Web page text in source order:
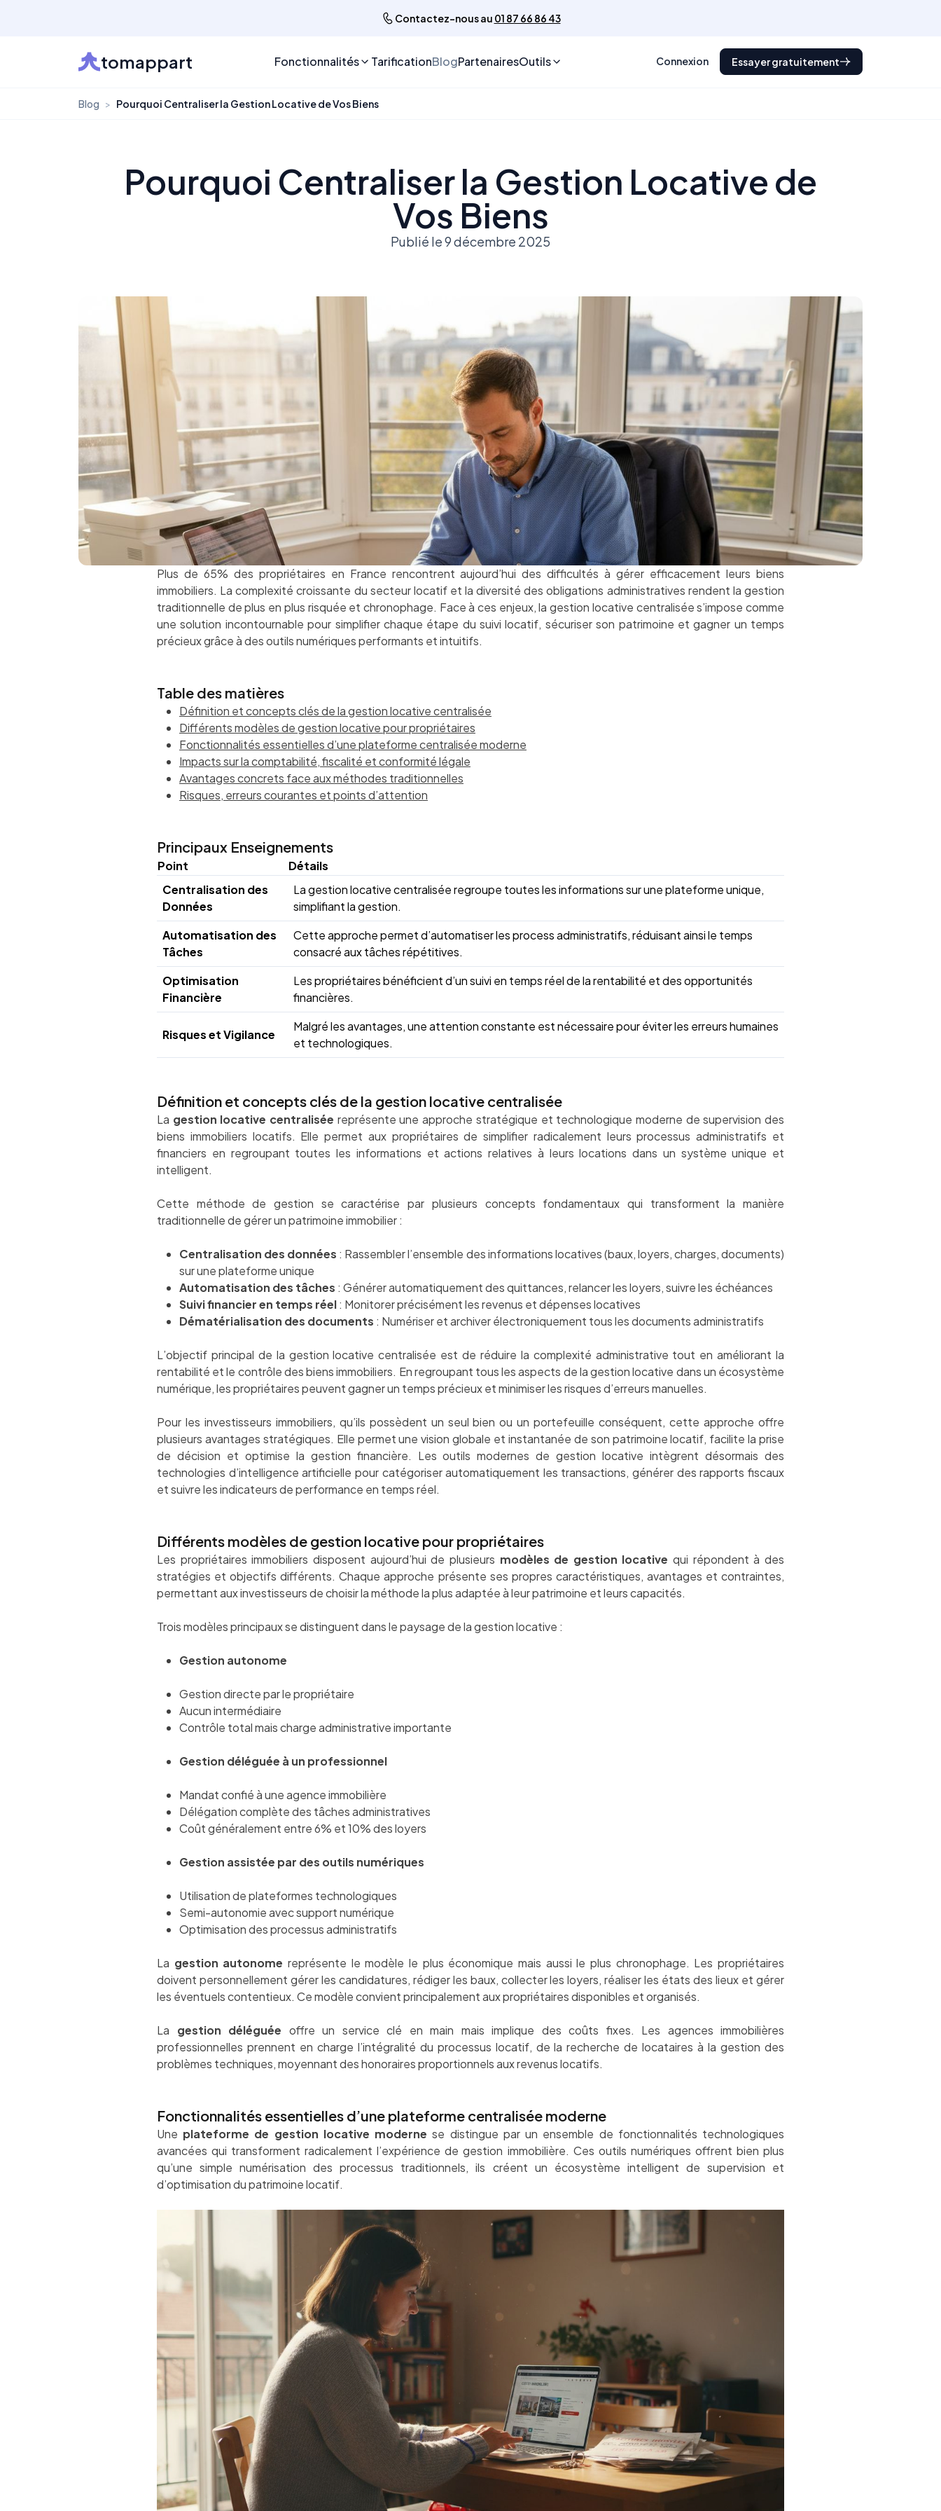
Contactez-nous au 01 87 66 86 43
tomappart Fonctionnalités TarificationBlogPartenairesOutils Connexion Essayer gratuitement
Blog > Pourquoi Centraliser la Gestion Locative de Vos Biens
Pourquoi Centraliser la Gestion Locative de
Vos Biens
Publié le 9 décembre 2025
Plus de 65% des propriétaires en France rencontrent aujourd’hui des difficultés à gérer efficacement leurs biens
immobiliers. La complexité croissante du secteur locatif et la diversité des obligations administratives rendent la gestion
traditionnelle de plus en plus risquée et chronophage. Face à ces enjeux, la gestion locative centralisée s’impose comme
une solution incontournable pour simplifier chaque étape du suivi locatif, sécuriser son patrimoine et gagner un temps
précieux grâce à des outils numériques performants et intuitifs.
Table des matières
Définition et concepts clés de la gestion locative centralisée
Différents modèles de gestion locative pour propriétaires
Fonctionnalités essentielles d’une plateforme centralisée moderne
Impacts sur la comptabilité, fiscalité et conformité légale
Avantages concrets face aux méthodes traditionnelles
Risques, erreurs courantes et points d’attention
Principaux Enseignements
Point
Détails
Centralisation des
Données
La gestion locative centralisée regroupe toutes les informations sur une plateforme unique,
simplifiant la gestion.
Automatisation des
Tâches
Cette approche permet d’automatiser les process administratifs, réduisant ainsi le temps
consacré aux tâches répétitives.
Optimisation
Financière
Les propriétaires bénéficient d’un suivi en temps réel de la rentabilité et des opportunités
financières.
Risques et Vigilance
Malgré les avantages, une attention constante est nécessaire pour éviter les erreurs humaines
et technologiques.
Définition et concepts clés de la gestion locative centralisée
La gestion locative centralisée représente une approche stratégique et technologique moderne de supervision des
biens immobiliers locatifs. Elle permet aux propriétaires de simplifier radicalement leurs processus administratifs et
financiers en regroupant toutes les informations et actions relatives à leurs locations dans un système unique et
intelligent.
Cette méthode de gestion se caractérise par plusieurs concepts fondamentaux qui transforment la manière
traditionnelle de gérer un patrimoine immobilier :
Centralisation des données : Rassembler l’ensemble des informations locatives (baux, loyers, charges, documents)
sur une plateforme unique
Automatisation des tâches : Générer automatiquement des quittances, relancer les loyers, suivre les échéances
Suivi financier en temps réel: Monitorer précisément les revenus et dépenses locatives
Dématérialisation des documents : Numériser et archiver électroniquement tous les documents administratifs
L’objectif principal de la gestion locative centralisée est de réduire la complexité administrative tout en améliorant la
rentabilité et le contrôle des biens immobiliers. En regroupant tous les aspects de la gestion locative dans un écosystème
numérique, les propriétaires peuvent gagner un temps précieux et minimiser les risques d’erreurs manuelles.
Pour les investisseurs immobiliers, qu’ils possèdent un seul bien ou un portefeuille conséquent, cette approche offre
plusieurs avantages stratégiques. Elle permet une vision globale et instantanée de son patrimoine locatif, facilite la prise
de décision et optimise la gestion financière. Les outils modernes de gestion locative intègrent désormais des
technologies d’intelligence artificielle pour catégoriser automatiquement les transactions, générer des rapports fiscaux
et suivre les indicateurs de performance en temps réel.
Différents modèles de gestion locative pour propriétaires
Les propriétaires immobiliers disposent aujourd’hui de plusieurs modèles de gestion locative qui répondent à des
stratégies et objectifs différents. Chaque approche présente ses propres caractéristiques, avantages et contraintes,
permettant aux investisseurs de choisir la méthode la plus adaptée à leur patrimoine et leurs capacités.
Trois modèles principaux se distinguent dans le paysage de la gestion locative :
Gestion autonome
Gestion directe par le propriétaire
Aucun intermédiaire
Contrôle total mais charge administrative importante
Gestion déléguée à un professionnel
Mandat confié à une agence immobilière
Délégation complète des tâches administratives
Coût généralement entre 6% et 10% des loyers
Gestion assistée par des outils numériques
Utilisation de plateformes technologiques
Semi-autonomie avec support numérique
Optimisation des processus administratifs
La gestion autonome représente le modèle le plus économique mais aussi le plus chronophage. Les propriétaires
doivent personnellement gérer les candidatures, rédiger les baux, collecter les loyers, réaliser les états des lieux et gérer
les éventuels contentieux. Ce modèle convient principalement aux propriétaires disponibles et organisés.
La gestion déléguée offre un service clé en main mais implique des coûts fixes. Les agences immobilières
professionnelles prennent en charge l’intégralité du processus locatif, de la recherche de locataires à la gestion des
problèmes techniques, moyennant des honoraires proportionnels aux revenus locatifs.
Fonctionnalités essentielles d’une plateforme centralisée moderne
Une plateforme de gestion locative moderne se distingue par un ensemble de fonctionnalités technologiques
avancées qui transforment radicalement l’expérience de gestion immobilière. Ces outils numériques offrent bien plus
qu’une simple numérisation des processus traditionnels, ils créent un écosystème intelligent de supervision et
d’optimisation du patrimoine locatif.